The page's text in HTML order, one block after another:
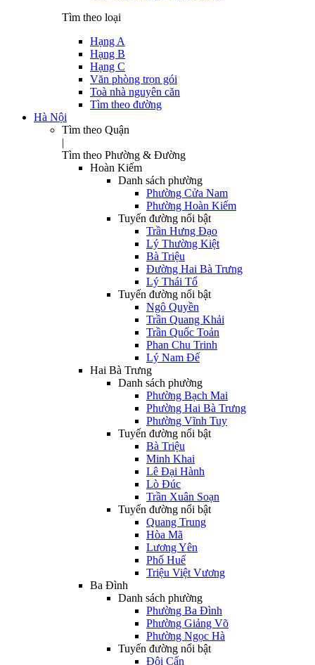
Tìm theo loại
Hạng A
Hạng B
Hạng C
Văn phòng trọn gói
Toà nhà nguyên căn
Tìm theo đường
Hà Nội
Tìm theo Quận
|
Tìm theo Phường & Đường
Hoàn Kiếm
Danh sách phường
Phường Cửa Nam
Phường Hoàn Kiếm
Tuyến đường nổi bật
Trần Hưng Đạo
Lý Thường Kiệt
Bà Triệu
Đường Hai Bà Trưng
Lý Thái Tổ
Tuyến đường nổi bật
Ngô Quyền
Trần Quang Khải
Trần Quốc Toản
Phan Chu Trinh
Lý Nam Đế
Hai Bà Trưng
Danh sách phường
Phường Bạch Mai
Phường Hai Bà Trưng
Phường Vĩnh Tuy
Tuyến đường nổi bật
Bà Triệu
Minh Khai
Lê Đại Hành
Lò Đúc
Trần Xuân Soạn
Tuyến đường nổi bật
Quang Trung
Hòa Mã
Lương Yên
Phố Huế
Triệu Việt Vương
Ba Đình
Danh sách phường
Phường Ba Đình
Phường Giảng Võ
Phường Ngọc Hà
Tuyến đường nổi bật
Đội Cấn